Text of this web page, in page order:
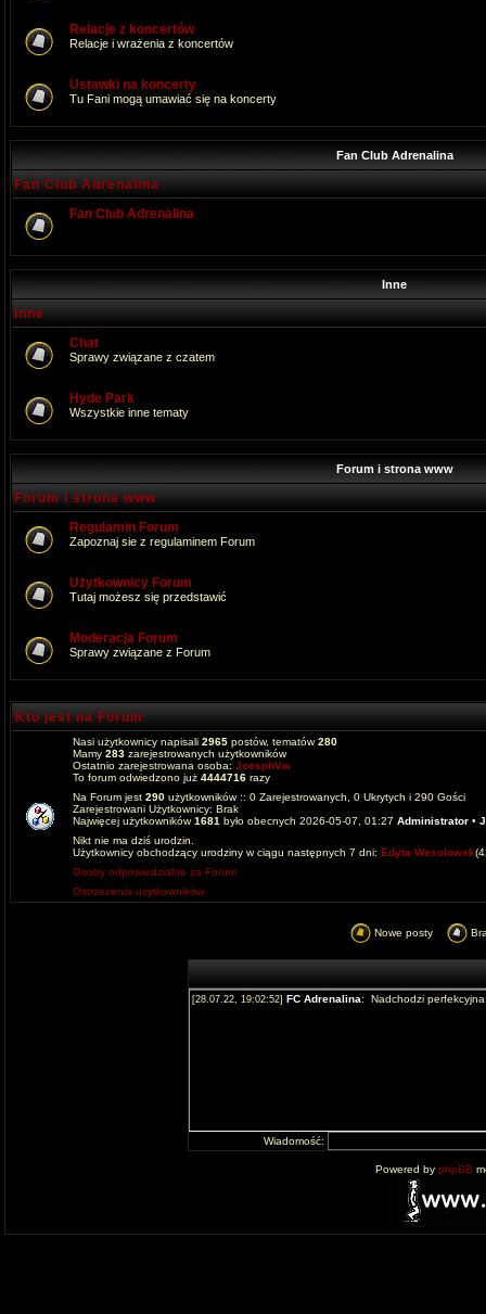
Relacje z koncertów
Relacje i wrażenia z koncertów
Ustawki na koncerty
Tu Fani mogą umawiać się na koncerty
Fan Club Adrenalina
Fan Club Adrenalina
Fan Club Adrenalina
Inne
Inne
Chat
Sprawy związane z czatem
Hyde Park
Wszystkie inne tematy
Forum i strona www
Forum i strona www
Regulamin Forum
Zapoznaj sie z regulaminem Forum
Użytkownicy Forum
Tutaj możesz się przedstawić
Moderacja Forum
Sprawy związane z Forum
Kto jest na Forum
Nasi użytkownicy napisali 2965 postów, tematów280
Mamy 283 zarejestrowanych użytkowników
Ostatnio zarejestrowana osoba: JoesphVw
To forum odwiedzono już 4444716 razy
Na Forum jest 290 użytkowników :: 0 Zarejestrowanych, 0 Ukrytych i 290 Gości
Zarejestrowani Użytkownicy: Brak
Najwięcej użytkowników1681 było obecnych 2026-05-07, 01:27 Administrator •
Nikt nie ma dziś urodzin.
Użytkownicy obchodzący urodziny w ciągu następnych 7 dni: Edyta Wesolowsk
Osoby odpowiedzialne za Forum
Ostrzeżenia użytkowników
Nowe posty
Wiadomość:
Powered by phpBB